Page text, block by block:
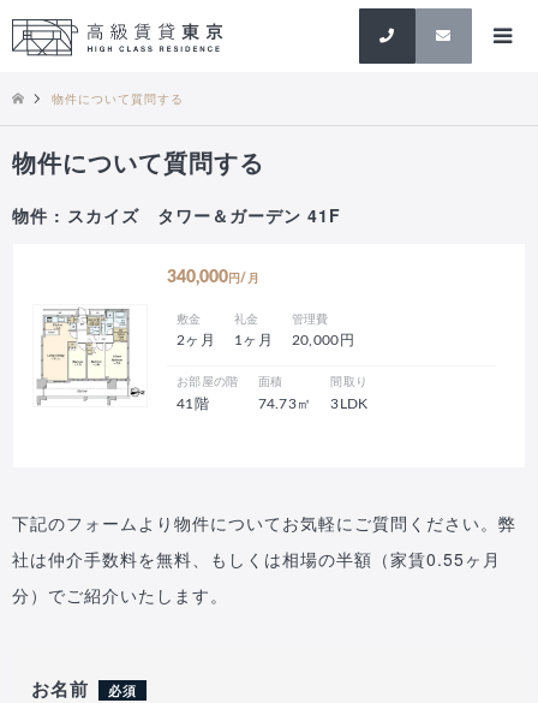
検索
物件について質問する
物件について質問する
物件 : スカイズ タワー＆ガーデン 41F
340,000 円/月
敷金
2ヶ月
礼金
1ヶ月
管理費
20,000円
お部屋の階
41階
面積
74.73㎡
間取り
3LDK
下記のフォームより物件についてお気軽にご質問ください。弊
社は仲介手数料を無料、もしくは相場の半額（家賃0.55ヶ月
分）でご紹介いたします。
お名前 必須